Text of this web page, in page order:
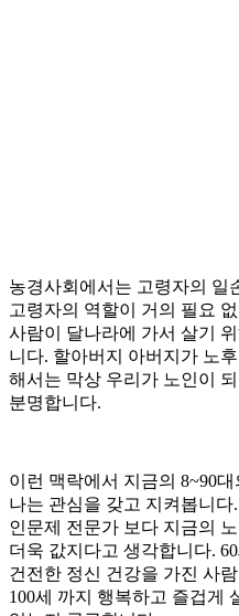
농경사회에서는 고령자의 일
고령자의 역할이 거의 필요
사람이 달나라에 가서 살기
니다. 할아버지 아버지가 노
해서는 막상 우리가 노인이
분명합니다.
이런 맥락에서 지금의 8~90
나는 관심을 갖고 지켜봅니
인문제 전문가 보다 지금의
더욱 값지다고 생각합니다.
건전한 정신 건강을 가진 사
100세 까지 행복하고 즐겁게